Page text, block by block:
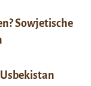
Sowjetische